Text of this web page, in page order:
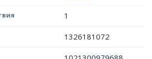
1
1326181072